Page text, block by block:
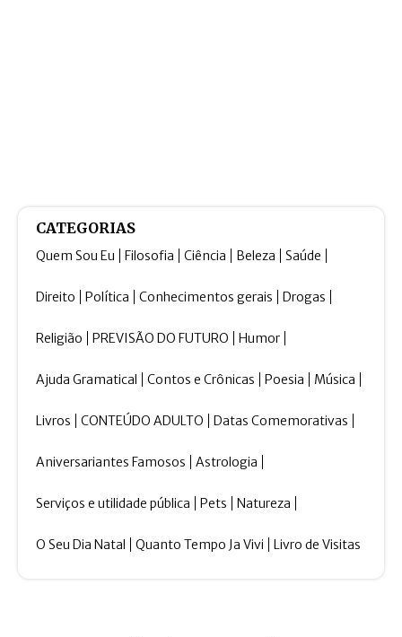
CATEGORIAS
Quem Sou Eu Filosofia Ciência Beleza Saúde
Direito Política Conhecimentos gerais Drogas
Religião PREVISÃO DO FUTURO Humor
Ajuda Gramatical Contos e Crônicas Poesia Música
Livros CONTEÚDO ADULTO Datas Comemorativas
Aniversariantes Famosos Astrologia
Serviços e utilidade pública Pets Natureza
O Seu Dia Natal Quanto Tempo Ja Vivi Livro de Visitas